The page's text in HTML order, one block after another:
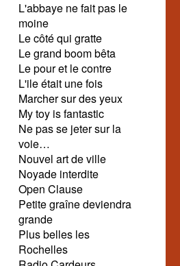
L'abbaye ne fait pas le
moine
Le côté qui gratte
Le grand boom bêta
Le pour et le contre
L'ile était une fois
Marcher sur des yeux
My toy is fantastic
Ne pas se jeter sur la
voie…
Nouvel art de ville
Noyade interdite
Open Clause
Petite graîne deviendra
grande
Plus belles les
Rochelles